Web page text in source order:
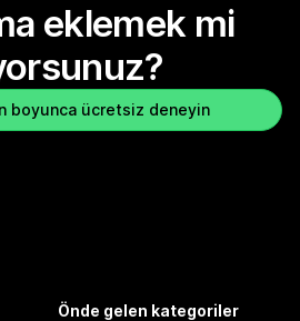
eklemek mi
boyunca ücretsiz deneyin
Önde gelen kategoriler